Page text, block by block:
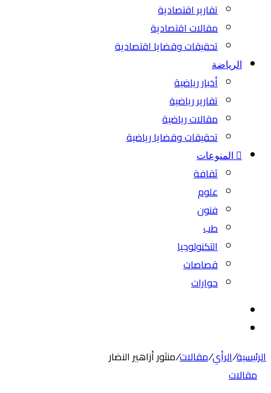
تقارير اقتصادية
مقالات اقتصادية
تحقيقات وقضايا اقتصادية
الرياضة
أخبار رياضية
تقارير رياضية
مقالات رياضية
تحقيقات وقضايا رياضية
المنوعات
ثقافة
علوم
فنون
طب
التكنولوجيا
قصاصات
حوارات
المظلم
الرئيسية/الرأي/مقالات/منثور أزاهير النضار
مقالات